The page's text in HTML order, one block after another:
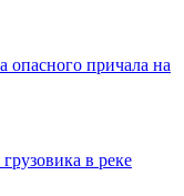
опасного причала на
в реке